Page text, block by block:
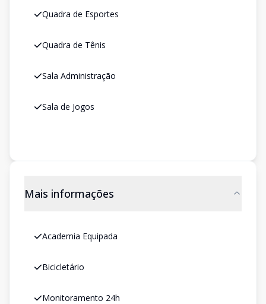
Quadra de Esportes
Quadra de Tênis
Sala Administração
Sala de Jogos
Mais informações
Academia Equipada
Bicicletário
Monitoramento 24h